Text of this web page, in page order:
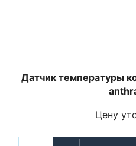
Датчик температуры
Цену